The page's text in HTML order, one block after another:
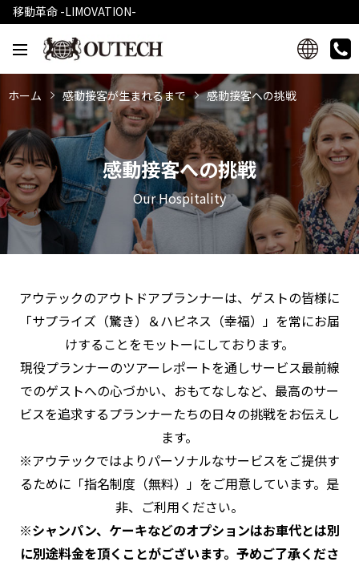
移動革命 -LIMOVATION-
ホーム 感動接客が生まれるまで 感動接客への挑戦
感動接客への挑戦
Our Hospitality
アウテックのアウトドアプランナーは、ゲストの皆様に
「サプライズ（驚き）＆ハピネス（幸福）」を常にお届
けすることをモットーにしております。
現役プランナーのツアーレポートを通しサービス最前線
でのゲストへの心づかい、おもてなしなど、最高のサー
ビスを追求するプランナーたちの日々の挑戦をお伝えし
ます。
※アウテックではよりパーソナルなサービスをご提供す
るために「指名制度（無料）」をご用意しています。是
非、ご利用ください。
※シャンパン、ケーキなどのオプションはお車代とは別
に別途料金を頂くことがございます。予めご了承くださ